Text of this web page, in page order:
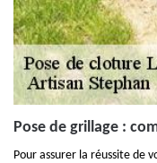
Pose de grillage :
Pour assurer la réussite de